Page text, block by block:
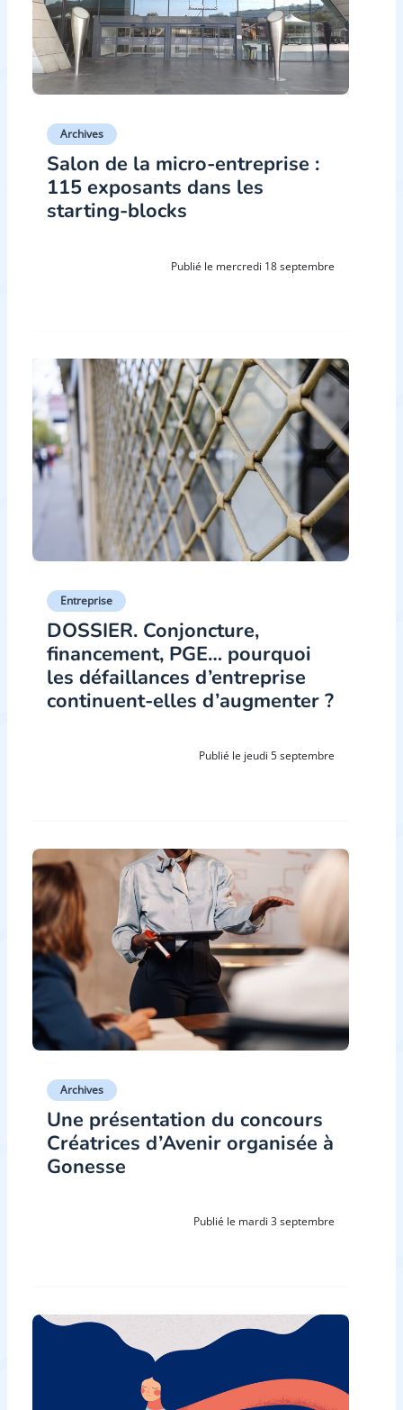
Archives
Salon de la micro-entreprise :
115 exposants dans les
starting-blocks
Publié le mercredi 18 septembre
Entreprise
DOSSIER. Conjoncture,
financement, PGE… pourquoi
les défaillances d’entreprise
continuent-elles d’augmenter ?
Publié le jeudi 5 septembre
Archives
Une présentation du concours
Créatrices d’Avenir organisée à
Gonesse
Publié le mardi 3 septembre